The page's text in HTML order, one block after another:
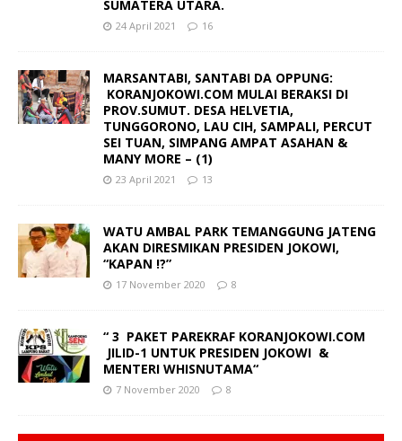
SUMATERA UTARA.
24 April 2021 16
MARSANTABI, SANTABI DA OPPUNG:
KORANJOKOWI.COM MULAI BERAKSI DI
PROV.SUMUT. DESA HELVETIA,
TUNGGORONO, LAU CIH, SAMPALI, PERCUT
SEI TUAN, SIMPANG AMPAT ASAHAN &
MANY MORE – (1)
23 April 2021 13
WATU AMBAL PARK TEMANGGUNG JATENG
AKAN DIRESMIKAN PRESIDEN JOKOWI,
“KAPAN !?”
17 November 2020 8
“ 3 PAKET PAREKRAF KORANJOKOWI.COM
JILID-1 UNTUK PRESIDEN JOKOWI &
MENTERI WHISNUTAMA“
7 November 2020 8